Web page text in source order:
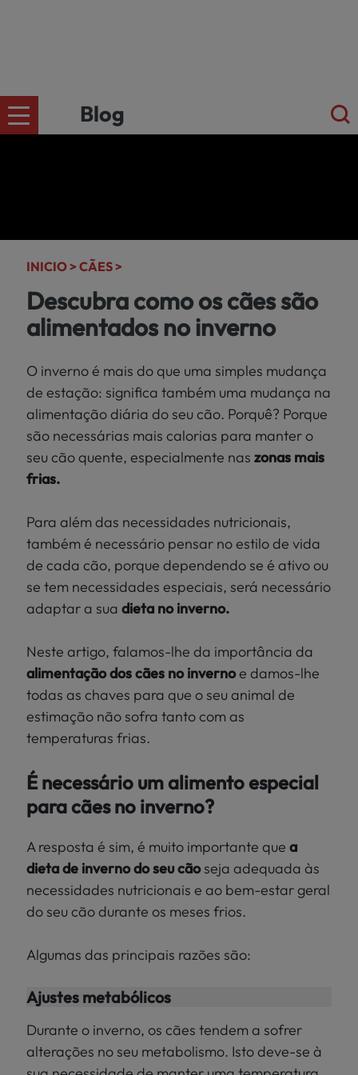
Blog
GATOS
PEQUENOS
MAMÍFEROS
PEIXES
PÁSSAROS
RÉPTEIS
MUNDO
KIWOKO
kiwoko.pt
a sua loja
INICIO >CÃES >
Descubra como os cães são
alimentados no inverno
O inverno é mais do que uma simples mudança
de estação: significa também uma mudança na
alimentação diária do seu cão. Porquê? Porque
são necessárias mais calorias para manter o
seu cão quente, especialmente nas zonas mais
frias.
Para além das necessidades nutricionais,
também é necessário pensar no estilo de vida
de cada cão, porque dependendo se é ativo ou
se tem necessidades especiais, será necessário
adaptar a sua dieta no inverno.
Neste artigo, falamos-lhe da importância da
alimentação dos cães no invernoe damos-lhe
todas as chaves para que o seu animal de
estimação não sofra tanto com as
temperaturas frias.
É necessário um alimento especial
para cães no inverno?
A resposta é sim, é muito importante que a
dieta de inverno do seu cãoseja adequada às
necessidades nutricionais e ao bem-estar geral
do seu cãodurante os meses frios.
Algumas das principais razões são:
Ajustes metabólicos
Durante o inverno, os cães tendem a sofrer
alterações no seu metabolismo. Isto deve-se à